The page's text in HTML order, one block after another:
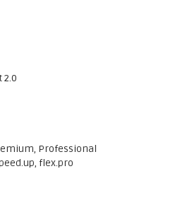
2.0
Professional
flex.pro